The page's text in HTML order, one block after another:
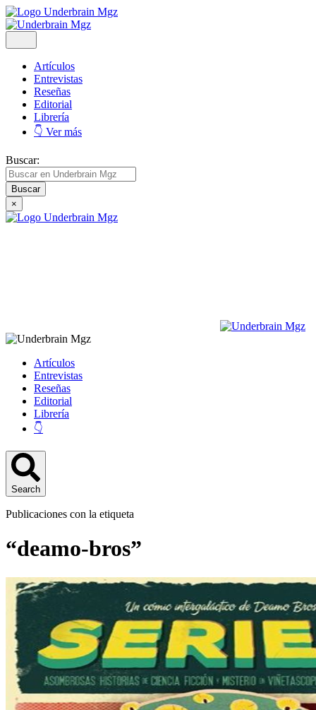
Artículos
Entrevistas
Reseñas
Editorial
Librería
👇 Ver más
Buscar:
×
Artículos
Entrevistas
Reseñas
Editorial
Librería
👇
Search
Publicaciones con la etiqueta
“deamo-bros”